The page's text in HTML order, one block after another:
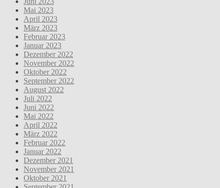
Mai 2023
April 2023
März 2023
Februar 2023
Januar 2023
Dezember 2022
November 2022
Oktober 2022
September 2022
August 2022
Juli 2022
Juni 2022
Mai 2022
April 2022
März 2022
Februar 2022
Januar 2022
Dezember 2021
November 2021
Oktober 2021